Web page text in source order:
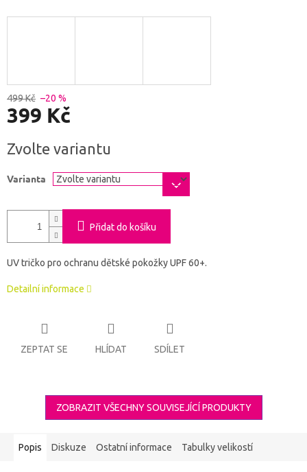
499 Kč –20 %
399 Kč
cena:
Zvolte variantu
Varianta
Přidat do košíku
UV tričko pro ochranu dětské pokožky UPF 60+.
Detailní informace
ZEPTAT SE HLÍDAT SDÍLET
ZOBRAZIT VŠECHNY SOUVISEJÍCÍ PRODUKTY
Popis Diskuze Ostatní informace Tabulky velikostí